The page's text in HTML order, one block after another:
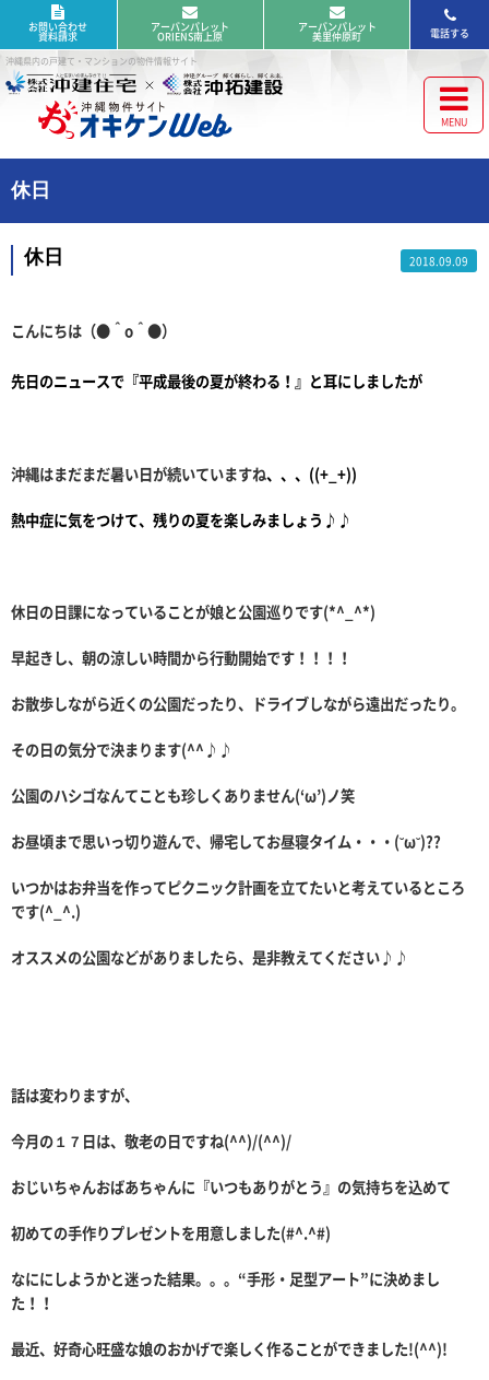
沖縄県内の戸建て・マンションの物件情報サイト
電話する
アーバンパレット
美里仲原町
アーバンパレット
ORIENS南上原
お問い合わせ
資料請求
休日
休日 2018.09.09
こんにちは（●＾o＾●）
先日のニュースで 『平成最後の夏が終わる！ 』 と耳にしましたが
沖縄はまだまだ暑い日が続いていますね、、、((+_+))
熱中症に気をつけて、残りの夏を楽しみましょう♪♪
休日の日課になっていることが娘と公園巡りです(*^_^*)
早起きし、朝の涼しい時間から行動開始です！！！！
お散歩しながら近くの公園だったり、ドライブしながら遠出だったり。
その日の気分で決まります(^^♪♪
公園のハシゴなんてことも珍しくありません(‘ω’)ノ笑
お昼頃まで思いっ切り遊んで、帰宅してお昼寝タイム・・・(˘ω˘)??
いつかはお弁当を作ってピクニック計画を立てたいと考えているところ
です(^_^.)
オススメの公園などがありましたら、是非教えてください♪♪
話は変わりますが、
今月の１７日は、敬老の日ですね(^^)/(^^)/
おじいちゃんおばあちゃんに『いつもありがとう』の気持ちを込めて
初めての手作りプレゼントを用意しました(#^.^#)
なににしようかと迷った結果。。。“手形・足型アート”に決めまし
た！！
最近、好奇心旺盛な娘のおかげで楽しく作ることができました!(^^)!